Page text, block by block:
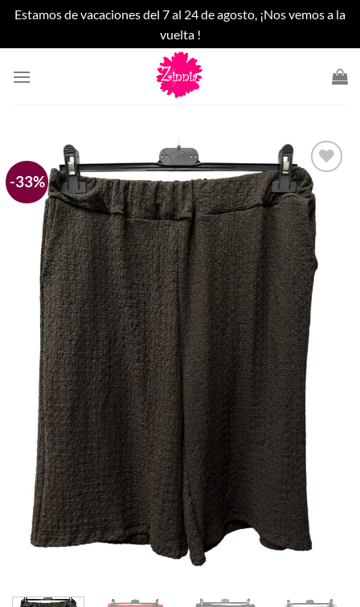
Estamos de vacaciones del 7 al 24 de agosto, ¡Nos vemos a la
vuelta !
-33%
Añadir
a la
lista
deseos